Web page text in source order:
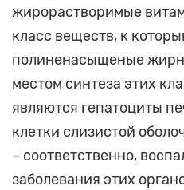
жирорастворимые
класс веществ, к
полиненасыщеные
местом синтеза этих
являются гепатоциты
клетки слизистой
– соответственно,
заболевания этих